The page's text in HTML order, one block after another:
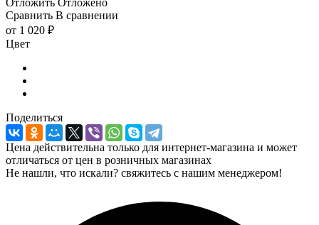
Сравнить В сравнении
от 1 020 ₽
Цвет
Поделиться
Цена действительна только для интернет-магазина и может
отличаться от цен в розничных магазинах
Не нашли, что искали? свяжитесь с нашим менеджером!